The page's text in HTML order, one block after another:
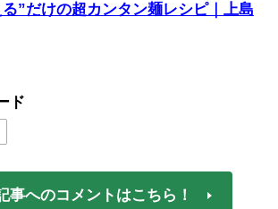
”だけの超カンタン麺レシピ｜上島
ド
事へのコメントはこちら！